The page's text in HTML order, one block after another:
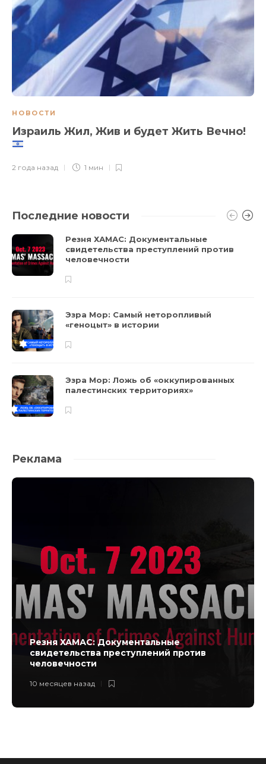
НОВОСТИ
Израиль Жил, Жив и будет Жить Вечно!
2 года назад 1 мин
Последние новости
Резня ХАМАС: Документальные
свидетельства преступлений против
человечности
Эзра Мор: Самый неторопливый
«геноцыт» в истории
Эзра Мор: Ложь об «оккупированных
палестинских территориях»
Реклама
Резня ХАМАС: Документальные
свидетельства преступлений против
человечности
10 месяцев назад